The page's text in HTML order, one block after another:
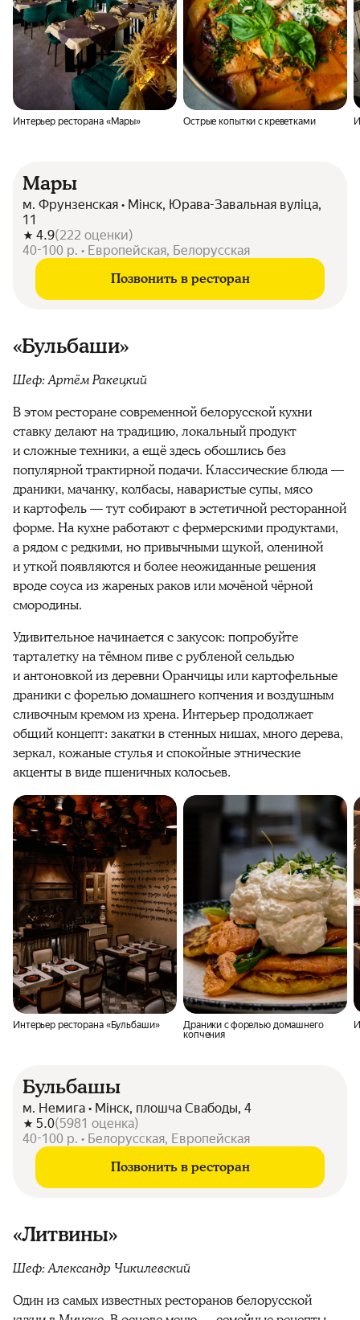
Интерьер ресторана «Мары» Острые копытки с креветками
Мары
м. Фрунзенская • Мінск, Юрава-Завальная вуліца,
11
4.9(222 оценки)
40-100 р. • Европейская, Белорусская
Позвонить в ресторан
«Бульбаши»
Шеф: Артём Ракецкий
В этом ресторане современной белорусской кухни
ставку делают на традицию, локальный продукт
и сложные техники, а ещё здесь обошлись без
популярной трактирной подачи. Классические блюда —
драники, мачанку, колбасы, наваристые супы, мясо
и картофель — тут собирают в эстетичной ресторанной
форме. На кухне работают с фермерскими продуктами,
а рядом с редкими, но привычными щукой, олениной
и уткой появляются и более неожиданные решения
вроде соуса из жареных раков или мочёной чёрной
смородины.
Удивительное начинается с закусок: попробуйте
тарталетку на тёмном пиве с рубленой сельдью
и антоновкой из деревни Оранчицы или картофельные
драники с форелью домашнего копчения и воздушным
сливочным кремом из хрена. Интерьер продолжает
общий концепт: закатки в стенных нишах, много дерева,
зеркал, кожаные стулья и спокойные этнические
акценты в виде пшеничных колосьев.
Интерьер ресторана «Бульбаши»
Драники с форелью домашнего
копчения
Бульбашы
м. Немига • Мінск, плошча Свабоды, 4
5.0(5981 оценка)
40-100 р. • Белорусская, Европейская
Позвонить в ресторан
«Литвины»
Шеф: Александр Чикилевский
Один из самых известных ресторанов белорусской